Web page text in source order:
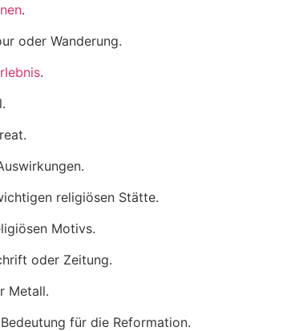
.
oder Wanderung.
.
religiösen Stätte.
Motivs.
oder Zeitung.
Metall.
für die Reformation.